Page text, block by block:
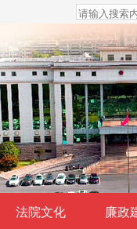
法院文化 廉政